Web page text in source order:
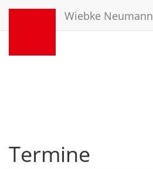
Wiebke Neumann
Termine